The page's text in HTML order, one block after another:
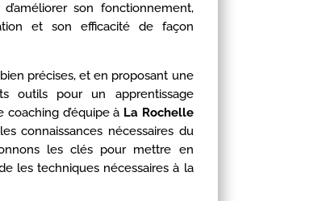
son fonctionnement,
et son efficacité de façon
précises, et en proposant une
outils pour un apprentissage
d’équipe à La Rochelle
connaissances nécessaires du
les clés pour mettre en
les techniques nécessaires à la